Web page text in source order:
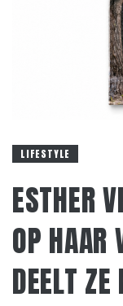
LIFESTYLE
ESTHER
OP HAAR
DEELT